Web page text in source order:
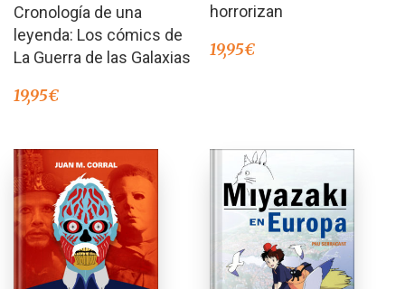
en
2.00
de 5
Cronología de una
leyenda: Los cómics de
La Guerra de las Galaxias
19,95€
horrorizan
19,95€